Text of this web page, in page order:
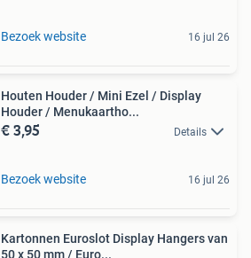
Bezoek website 16 jul 26
Houten Houder / Mini Ezel / Display
Houder / Menukaartho...
€ 3,95 Details
Bezoek website 16 jul 26
Kartonnen Euroslot Display Hangers van
50 x 50 mm / Euro...